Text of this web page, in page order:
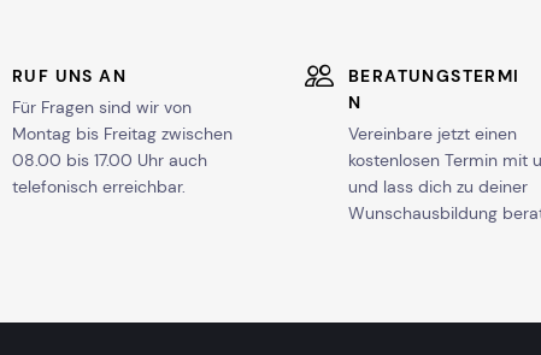
RUF UNS AN
Für Fragen sind wir von
Montag bis Freitag zwischen
08.00 bis 17.00 Uhr auch
telefonisch erreichbar.
BERATUNGSTERMI
N
Vereinbare jetzt einen
kostenlosen Termin mit
und lass dich zu deiner
Wunschausbildung